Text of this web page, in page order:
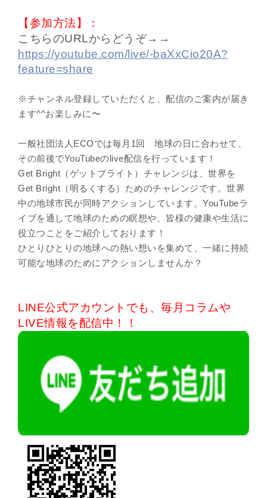
【参加方法】：
こちらのURLからどうぞ→→
https://youtube.com/live/-baXxCio20A?
feature=share
※チャンネル登録していただくと、配信のご案内が届き
ます^^お楽しみに〜
一般社団法人ECOでは毎月1回 地球の日に合わせて、
その前後でYouTubeのlive配信を行っています！
Get Bright（ゲットブライト）チャレンジは、世界を
Get Bright（明るくする）ためのチャレンジです。世界
中の地球市民が同時アクションしています。YouTubeラ
イブを通して地球のための瞑想や、皆様の健康や生活に
役立つことをご紹介しております！
ひとりひとりの地球への熱い想いを集めて、一緒に持続
可能な地球のためにアクションしませんか？
LINE公式アカウントでも、毎月コラムや
LIVE情報を配信中！！